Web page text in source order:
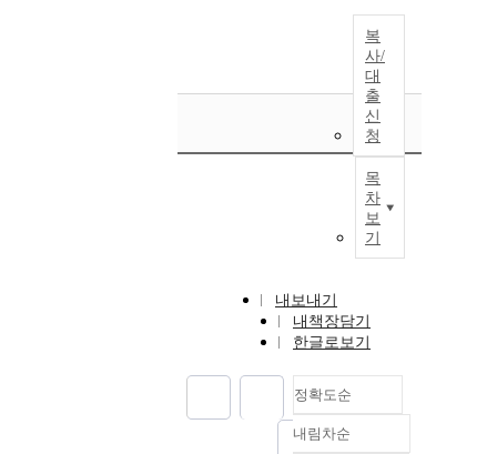
복
사/
대
출
신
청
목
차
보
기
내보내기
내책장담기
한글로보기
정확도순
정확도
내림차순